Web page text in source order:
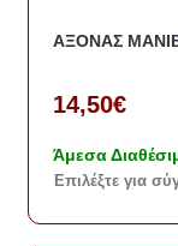
ΑΞΟΝΑΣ
14,50€
Άμεσα
Eπιλέξτε για